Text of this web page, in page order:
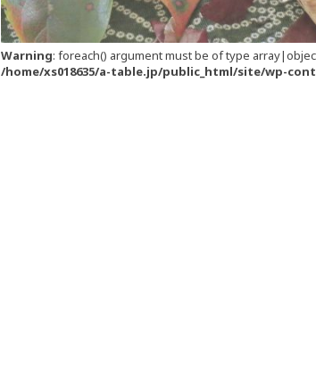
Warning: foreach() argument must be of type
/home/xs018635/a-table.jp/public_html/site/wp-